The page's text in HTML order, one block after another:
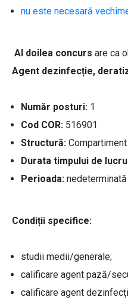
nu este necesară
Al doilea concurs are ca
Agent dezinfecție,
Număr posturi: 1
Cod COR: 516901
Structură:
Durata timpului de
Perioada: nedeterminată
Condiții specifice:
studii medii/generale;
calificare agent pază/
calificare agent